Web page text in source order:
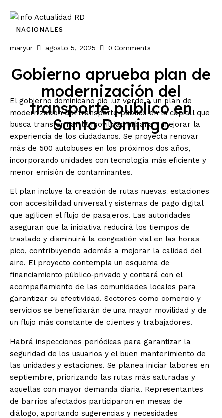
Gobierno aprueba plan de
modernización del
transporte público en
Santo Domingo
Inicio
Economia
Internacionales
Deporte
NACIONALES
maryur agosto 5, 2025 0 Comments
El gobierno dominicano dio luz verde a un plan de
modernización del transporte público en la capital que
busca transformar la movilidad urbana y mejorar la
experiencia de los ciudadanos. Se proyecta renovar
más de 500 autobuses en los próximos dos años,
incorporando unidades con tecnología más eficiente y
menor emisión de contaminantes.
El plan incluye la creación de rutas nuevas, estaciones
con accesibilidad universal y sistemas de pago digital
que agilicen el flujo de pasajeros. Las autoridades
aseguran que la iniciativa reducirá los tiempos de
traslado y disminuirá la congestión vial en las horas
pico, contribuyendo además a mejorar la calidad del
aire. El proyecto contempla un esquema de
financiamiento público‑privado y contará con el
acompañamiento de las comunidades locales para
garantizar su efectividad. Sectores como comercio y
servicios se beneficiarán de una mayor movilidad y de
un flujo más constante de clientes y trabajadores.
Habrá inspecciones periódicas para garantizar la
seguridad de los usuarios y el buen mantenimiento de
las unidades y estaciones. Se planea iniciar labores en
septiembre, priorizando las rutas más saturadas y
aquellas con mayor demanda diaria. Representantes
de barrios afectados participaron en mesas de
diálogo, aportando sugerencias y necesidades